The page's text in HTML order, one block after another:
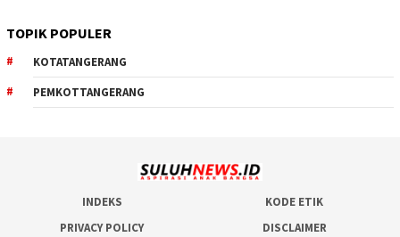
TOPIK POPULER
KOTATANGERANG
PEMKOTTANGERANG
INDEKS
KODE ETIK
PRIVACY POLICY
DISCLAIMER